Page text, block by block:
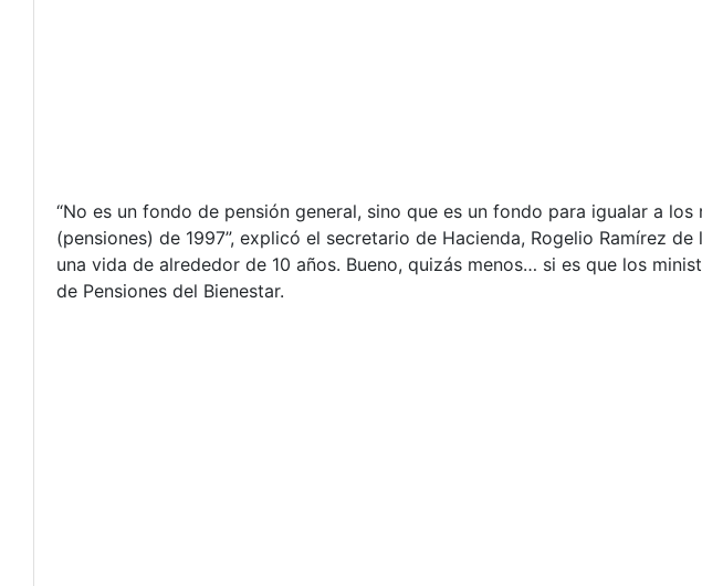
“No es un fondo de pensión general, sino que es un fondo para igualar a
(pensiones) de 1997”, explicó el secretario de Hacienda, Rogelio Ramírez
una vida de alrededor de 10 años. Bueno, quizás menos… si es que los
de Pensiones del Bienestar.